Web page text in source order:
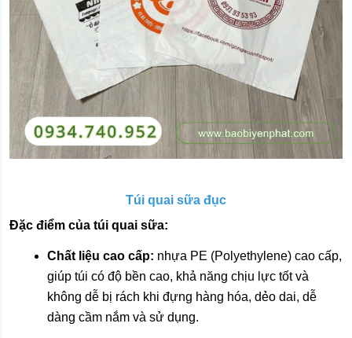
Túi quai sữa đục
Đặc điểm của túi quai sữa:
Chất liệu cao cấp: nhựa PE (Polyethylene) cao cấp,
giúp túi có độ bền cao, khả năng chịu lực tốt và
không dễ bị rách khi đựng hàng hóa, dẻo dai, dễ
dàng cầm nắm và sử dụng.